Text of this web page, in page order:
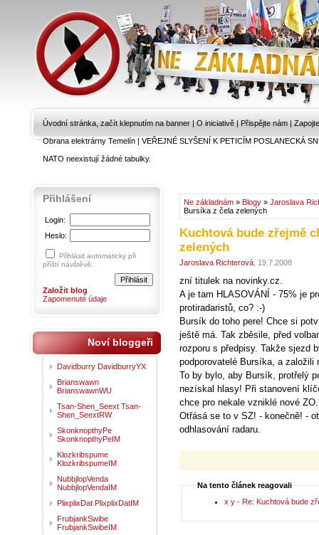
Úvodní stránka, začít klepnutím na banner | O iniciativě | Přispějte nám |
Obrana elektrárny Temelín|VEŘEJNÉ SLYŠENÍ K PETICÍM POSLANECKÁ
NATO neexistují žádné tabulky.
Ne základnám » Blogy » Jaroslava
Bursíka z čela zelených
Kuchtová bude zřejmě
zelených
Jaroslava Richterová , 19.7.2008
zní titulek na novinky.cz.
A je tam HLASOVÁNÍ - 75% je
protiradaristů, co? :-)
Bursík do toho pere! Chce si
ještě má. Tak zběsile, před
rozporu s předpisy. Takže sjezd
podporovatelé Bursíka, a založili
To by bylo, aby Bursík, protřelý
nezískal hlasy! Při stanovení
chce pro nekale vzniklé nové ZO.
Otřásá se to v SZ! - konečně! -
odhlasování radaru.
Na tento článek reagovali
x y - Re: Kuchtová bude
Přihlášení
Login:
Heslo:
Přihlásit automaticky při
příští návštěvě.
Založit blog
Zapomenuté údaje
Noví bloggeři
Davidburry DavidburryYX
Brianswawn
BrianswawnWU
Tsan-Shen_Seext Tsan-
Shen_SeextRW
SkonknopthyPe
SkonknopthyPeIM
Klozkribspume
KlozkribspumeIM
NubbjlopVenda
NubbjlopVendaIM
PlixplixDat PlixplixDatIM
FrubjankSwibe
FrubjankSwibeIM